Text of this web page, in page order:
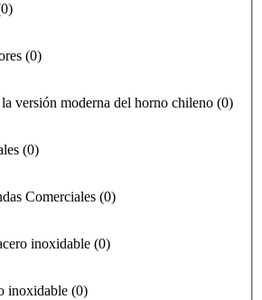
0)
(0)
versión moderna del horno chileno (0)
(0)
Comerciales (0)
inoxidable (0)
inoxidable (0)